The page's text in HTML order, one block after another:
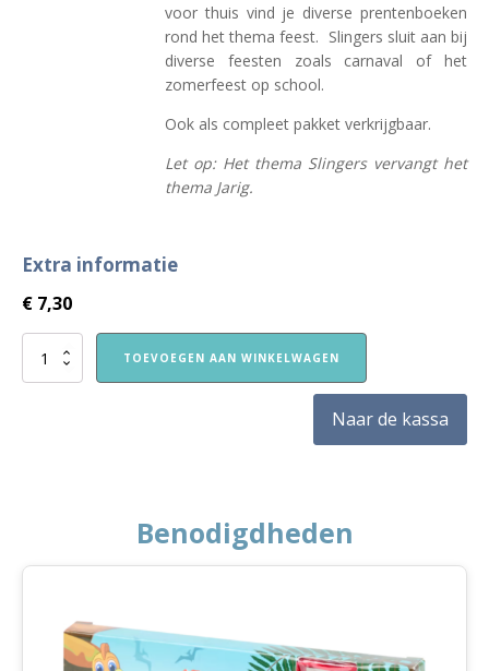
voor thuis vind je diverse prentenboeken
rond het thema feest. Slingers sluit aan bij
diverse feesten zoals carnaval of het
zomerfeest op school.
Ook als compleet pakket verkrijgbaar.
Let op: Het thema Slingers vervangt het
thema Jarig.
Extra informatie
€ 7,30
Nieuw!
TOEVOEGEN AAN WINKELWAGEN
Naar de kassa
Benodigdheden